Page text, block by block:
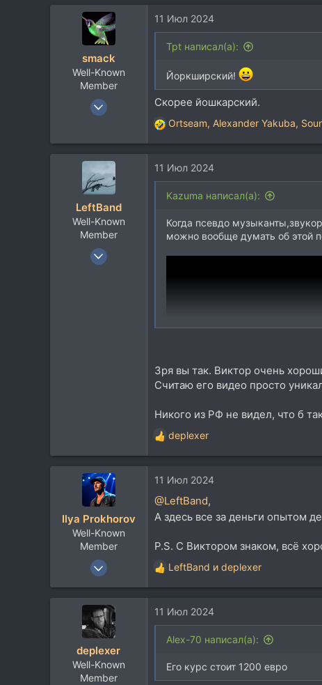
113
к
ц
smack
Well-Known
Member
3 Май 2008
113
11 Июл 2024
Tpt написал(а):
Йоркширский!
Скорее йошкарский.
Р
е
к
ц
Ortseam, Alexander Yakuba,
LeftBand
Well-Known
Member
24 Июл 2008
11 Июл 2024
Kazuma написал(а):
Когда псевдо
можно вообще думать об этой
Зря вы так. Виктор очень
Считаю его видео просто
Никого из РФ не видел, что б
Р
е
к
ц
и
и
deplexer
Ilya Prokhorov
Well-Known
Member
16 Авг 2007
5.537
11 Июл 2024
@LeftBand,
А здесь все за деньги опытом
P.S. С Виктором знаком, всё
Р
е
к
ц
LeftBand и deplexer
deplexer
Well-Known
Member
11 Июл 2024
Alex-70 написал(а):
Его курс стоит 1200 евро